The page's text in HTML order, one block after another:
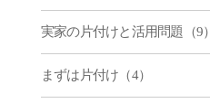
実家の片付けと活用問題（9）
まずは片付け（4）